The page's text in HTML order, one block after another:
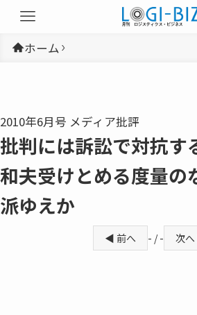
ホーム
2010年6月号 メディア批評
批判には訴訟で対抗す
和夫受けとめる度量の
派ゆえか
◀ 前へ - / - 次